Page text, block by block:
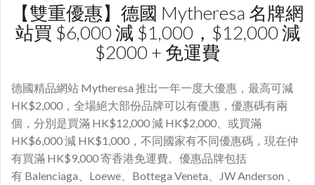
【雙重優惠】德國 Mytheresa 名牌網
站買 $6,000 減 $1,000，$12,000 減
$2000 + 免運費
德國精品網站 Mytheresa 推出一年一度大優惠，最高可減
HK$2,000，全場絕大部份品牌可以有優惠，優惠碼有兩
個，分別是買滿 HK$12,000 減 HK$2,000、或買滿
HK$6,000 減 HK$1,000，不同國家有不同優惠碼，現在仲
有買滿 HK$9,000 寄香港免運費。優惠品牌包括
有 Balenciaga、Loewe、Bottega Veneta、JW Anderson 、